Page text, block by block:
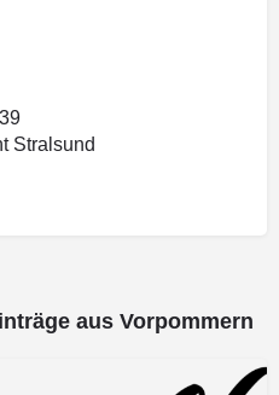
Stralsund
aus Vorpommern